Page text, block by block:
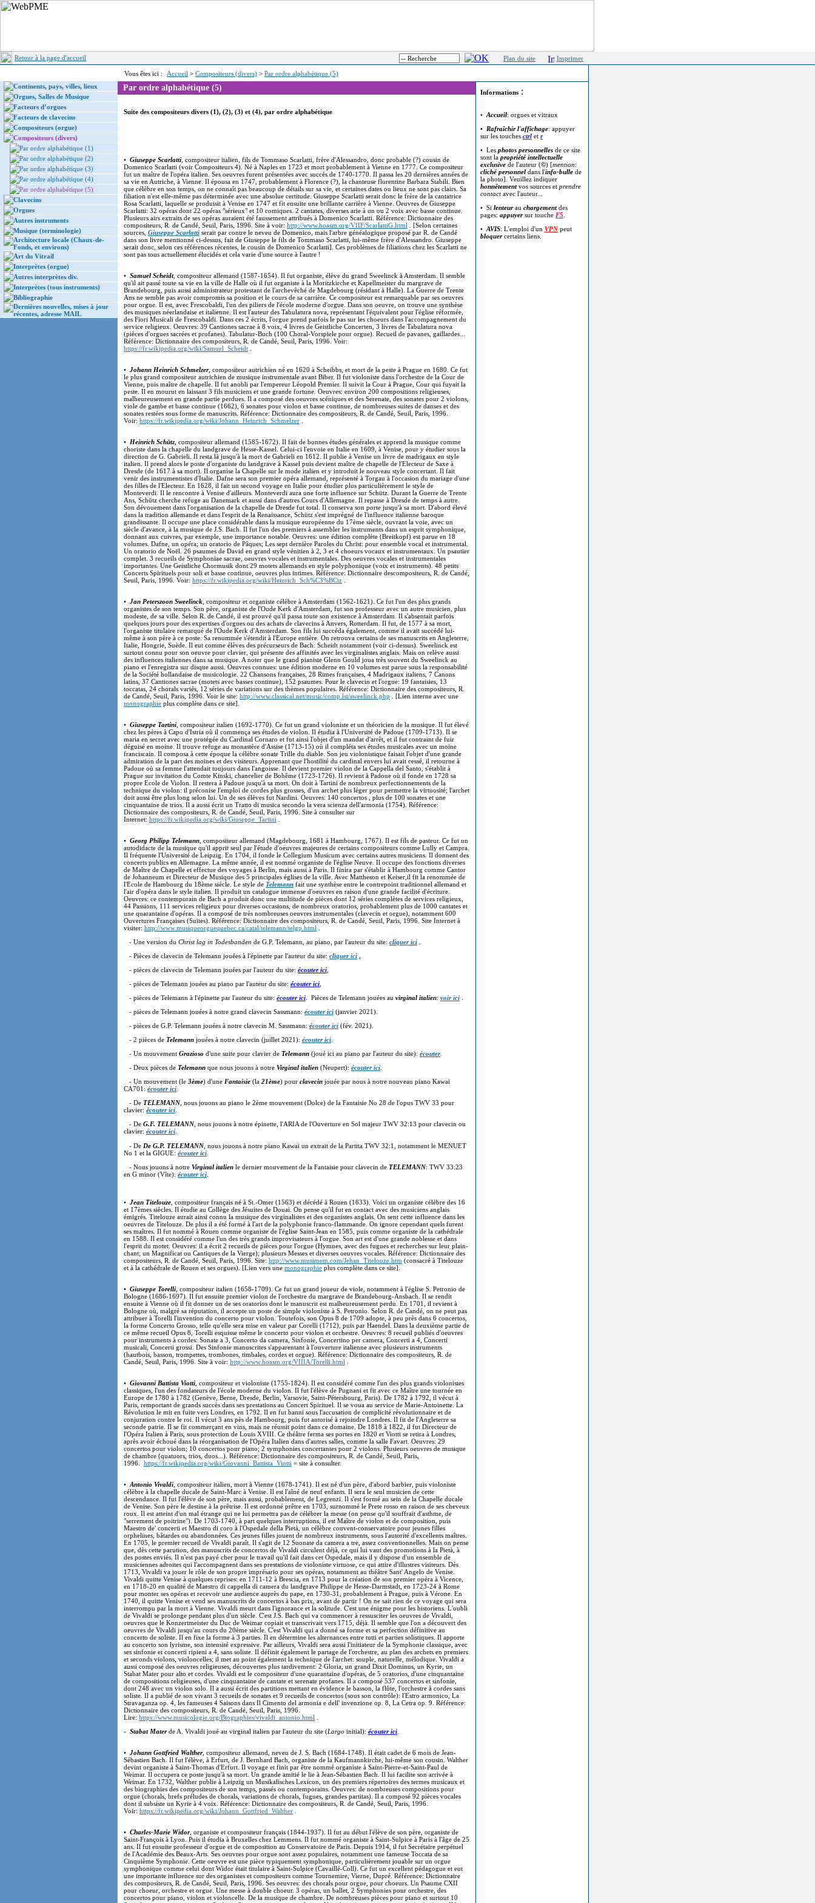
Retour à la page d'accueil Plan du site Imprimer
Vous êtes ici : Accueil > Compositeurs (divers) > Par ordre alphabétique (5)
Continents, pays, villes, lieux
Orgues, Salles de Musique
Facteurs d’orgues
Facteurs de clavecins
Compositeurs (orgue)
Compositeurs (divers)
Par ordre alphabétique (1)
Par ordre alphabétique (2)
Par ordre alphabétique (3)
Par ordre alphabétique (4)
Par ordre alphabétique (5)
Clavecins
Orgues
Autres instruments
Musique (terminologie)
Architecture locale (Chaux-de-
Fonds, et environs)
Art du Vitrail
Interprètes (orgue)
Autres interprètes div.
Interprètes (tous instruments)
Bibliographie
Dernières nouvelles, mises à jour
récentes, adresse MAIL
Par ordre alphabétique (5)
Suite des compositeurs divers (1), (2), (3) et (4), par ordre alphabétique
• Giuseppe Scarlatti , compositeur italien, fils de Tommaso Scarlatti, frère d'Alessandro, donc probable (?) cousin de
Domenico Scarlatti (voir Compositeurs 4). Né à Naples en 1723 et mort probablement à Vienne en 1777. Ce compositeur
fut un maître de l'opéra italien. Ses oeuvres furent présentées avec succès de 1740-1770. Il passa les 20 dernières années de
sa vie en Autriche, à Vienne. Il épousa en 1747, probablement à Florence (?), la chanteuse florentine Barbara Stabili. Bien
que célèbre en son temps, on ne connaît pas beaucoup de détails sur sa vie, et certaines dates ou lieux ne sont pas clairs. Sa
filiation n'est elle-même pas déterminée avec une absolue certitude. Giuseppe Scarlatti serait donc le frère de la cantatrice
Rosa Scarlatti, laquelle se produisit à Venise en 1747 et fit ensuite une brillante carrière à Vienne. Oeuvres de Giuseppe
Scarlatti: 32 opéras dont 22 opéras "sérieux" et 10 comiques. 2 cantates, diverses arie à un ou 2 voix avec basse continue.
Plusieurs airs extraits de ses opéras auraient été faussement attribués à Domenico Scarlatti. Référence: Dictionnaire des
compositeurs, R. de Candé, Seuil, Paris, 1996. Site à voir: http://www.hoasm.org/VIIF/ScarlattiG.html . [Selon certaines
sources, Giuseppe Scarlatti serait par contre le neveu de Domenico, mais l'arbre généalogique proposé par R. de Candé
dans son livre mentionné ci-dessus, fait de Giuseppe le fils de Tommaso Scarlatti, lui-même frère d'Alessandro. Giuseppe
serait donc, selon ces références récentes, le cousin de Domenico Scarlatti]. Ces problèmes de filiations chez les Scarlatti ne
sont pas tous actuellement élucidés et cela varie d'une source à l'autre !
• Samuel Scheidt, compositeur allemand (1587-1654). Il fut organiste, élève du grand Sweelinck à Amsterdam. Il semble
qu'il ait passé toute sa vie en la ville de Halle où il fut organiste à la Moritzkirche et Kapellmeister du margrave de
Brandebourg, puis aussi administrateur protestant de l'archevêché de Magdebourg (résidant à Halle). La Guerre de Trente
Ans ne semble pas avoir compromis sa position et le cours de sa carrière. Ce compositeur est remarquable par ses oeuvres
pour orgue. Il est, avec Frescobaldi, l'un des piliers de l'école moderne d'orgue. Dans son oeuvre, on trouve une synthèse
des musiques néerlandaise et italienne. Il est l'auteur des Tabulatura nova, représentant l'équivalent pour l'église réformée,
des Fiori Musicali de Frescobaldi. Dans ces 2 écrits, l'orgue prend parfois le pas sur les choeurs dans l'accompagnement du
service religieux. Oeuvres: 39 Cantiones sacrae à 8 voix, 4 livres de Geistliche Concerten, 3 livres de Tabulatura nova
(pièces d'orgues sacrées et profanes). Tabulatur-Buch (100 Choral-Vorspiele pour orgue). Recueil de pavanes, gaillardes...
Référence: Dictionnaire des compositeurs, R. de Candé, Seuil, Paris, 1996. Voir:
https://fr.wikipedia.org/wiki/Samuel_Scheidt
• Johann Heinrich Schmelzer, compositeur autrichien né en 1620 à Scheibbs, et mort de la peste à Prague en 1680. Ce fut
le plus grand compositeur autrichien de musique instrumentale avant Biber. Il fut violoniste dans l'orchestre de la Cour de
Vienne, puis maître de chapelle. Il fut anobli par l'empereur Léopold Premier. Il suivit la Cour à Prague, Cour qui fuyait la
peste. Il en mourut en laissant 3 fils musiciens et une grande fortune. Oeuvres: environ 200 compositions religieuses,
malheureusement en grande partie perdues. Il a composé des oeuvres scéniques et des Serenate, des sonates pour 2 violons,
viole de gambe et basse continue (1662), 6 sonates pour violon et basse continue, de nombreuses suites de danses et des
sonates restées sous forme de manuscrits. Référence: Dictionnaire des compositeurs, R. de Candé, Seuil, Paris, 1996.
Voir: https://fr.wikipedia.org/wiki/Johann_Heinrich_Schmelzer
• Heinrich Schütz , compositeur allemand (1585-1672). Il fait de bonnes études générales et apprend la musique comme
choriste dans la chapelle du landgrave de Hesse-Kassel. Celui-ci l'envoie en Italie en 1609, à Venise, pour y étudier sous la
direction de G. Gabrieli. Il resta là jusqu'à la mort de Gabrieli en 1612. Il publie à Venise un livre de madrigaux en style
italien. Il prend alors le poste d'organiste du landgrave à Kassel puis devient maître de chapelle de l'Electeur de Saxe à
Dresde (de 1617 à sa mort). Il organise la Chapelle sur le mode italien et y introduit le nouveau style concertant. Il fait
venir des instrumentistes d'Italie. Dafne sera son premier opéra allemand, représenté à Torgau à l'occasion du mariage d'une
des filles de l'Electeur. En 1628, il fait un second voyage en Italie pour étudier plus particulièrement le style de
Monteverdi. Il le rencontre à Venise d'ailleurs. Monteverdi aura une forte influence sur Schütz. Durant la Guerre de Trente
Ans, Schütz cherche refuge au Danemark et aussi dans d'autres Cours d'Allemagne. Il repasse à Dresde de temps à autre.
Son dévouement dans l'organisation de la chapelle de Dresde fut total. Il conserva son porte jusqu'à sa mort. D'abord élevé
dans la tradition allemande et dans l'esprit de la Renaissance, Schütz s'est imprégné de l'influence italienne baroque
grandissante. Il occupe une place considérable dans la musique européenne du 17ème siècle, ouvrant la voie, avec un
siècle d'avance, à la musique de J.S. Bach. Il fut l'un des premiers à assembler les instruments dans un esprit symphonique,
donnant aux cuivres, par exemple, une importance notable. Oeuvres: une édition complète (Breitkopf) est parue en 18
volumes. Dafne, un opéra; un oratorio de Pâques; Les sept dernière Paroles du Christ: pour ensemble vocal et instrumental.
Un oratorio de Noël. 26 psaumes de David en grand style vénitien à 2, 3 et 4 choeurs vocaux et instrumentaux. Un psautier
complet. 3 recueils de Symphoniae sacrae, oeuvres vocales et instrumentales. Des oeuvres vocales et instrumentales
importantes. Une Geistliche Chormusik dont 29 motets allemands en style polyphonique (voix et instruments). 48 petits
Concerts Spirituels pour soli et basse continue, oeuvres plus intimes. Référence: Dictionnaire descompositeurs, R. de Candé,
Seuil, Paris, 1996. Voir: https://fr.wikipedia.org/wiki/Heinrich_Sch%C3%BCtz
• Jan Peterszoon Sweelinck , compositeur et organiste célèbre à Amsterdam (1562-1621). Ce fut l'un des plus grands
organistes de son temps. Son père, organiste de l'Oude Kerk d'Amsterdam, fut son professeur avec un autre musicien, plus
modeste, de sa ville. Selon R. de Candé, il est prouvé qu'il passa toute son existence à Amsterdam. Il s'absentait parfois
quelques jours pour des expertises d'orgues ou des achats de clavecins à Anvers, Rotterdam. Il fut, de 1577 à sa mort,
l'organiste titulaire remarqué de l'Oude Kerk d'Amsterdam. Son fils lui succéda également, comme il avait succédé lui-
même à son père à ce poste. Sa renommée s'étendit à l'Europe entière. On retrouva certains de ses manuscrits en Angleterre,
Italie, Hongrie, Suède. Il eut comme élèves des précurseurs de Bach: Scheidt notamment (voir ci-dessus). Sweelinck est
surtout connu pour son oeuvre pour clavier, qui présente des affinités avec les virginalistes anglais. Mais on relève aussi
des influences italiennes dans sa musique. A noter que le grand pianiste Glenn Gould joua très souvent du Sweelinck au
piano et l'enregistra sur disque aussi. Oeuvres connues: une édition moderne en 10 volumes est parue sous la responsabilité
de la Société hollandaise de musicologie. 22 Chansons françaises, 28 Rimes françaises, 4 Madrigaux italiens, 7 Canons
latins, 37 Cantiones sacrae (motets avec basses continue), 152 psaumes. Pour le clavecin et l'orgue: 19 fantaisies, 13
toccatas, 24 chorals variés, 12 séries de variations sur des thèmes populaires. Référence: Dictionnaire des compositeurs, R.
de Candé, Seuil, Paris, 1996. Voir le site: http://www.classical.net/music/comp.lst/sweelinck.php . [Lien interne avec une
monographie plus complète dans ce site].
• Giuseppe Tartini , compositeur italien (1692-1770). Ce fut un grand violoniste et un théoricien de la musique. Il fut élevé
chez les pères à Capo d'Istria où il commença ses études de violon. Il étudia à l'Université de Padoue (1709-1713). Il se
maria en secret avec une protégée du Cardinal Cornaro et fut ainsi l'objet d'un mandat d'arrêt, et il fut contraint de fuir
déguisé en moine. Il trouve refuge au monastère d'Assise (1713-15) où il compléta ses études musicales avec un moine
franciscain. Il composa à cette époque la célèbre sonate Trille du diable. Son jeu violonistique faisait l'objet d'une grande
admiration de la part des moines et des visiteurs. Apprenant que l'hostilité du cardinal envers lui avait cessé, il retourne à
Padoue où sa femme l'attendait toujours dans l'angoisse. Il devient premier violon de la Cappella del Santo, s'établit à
Prague sur invitation du Comte Kinski, chancelier de Bohême (1723-1726). Il revient à Padoue où il fonde en 1728 sa
propre Ecole de Violon. Il restera à Padoue jusqu'à sa mort. On doit à Tartini de nombreux perfectionnements de la
technique du violon: il préconise l'emploi de cordes plus grosses, d'un archet plus léger pour permettre la virtuosité; l'archet
doit aussi être plus long selon lui. Un de ses élèves fut Nardini. Oeuvres: 140 concertos , plus de 100 sonates et une
cinquantaine de trios. Il a aussi écrit un Tratto di musica secondo la vera scienza dell'armonia (1754). Référence:
Dictionnaire des compositeurs, R. de Candé, Seuil, Paris, 1996. Site à consulter sur
Internet: https://fr.wikipedia.org/wiki/Giuseppe_Tartini
• Georg Philipp Telemann , compositeur allemand (Magdebourg, 1681 à Hambourg, 1767). Il est fils de pasteur. Ce fut un
autodidacte de la musique qu'il apprit seul par l'étude d'oeuvres majeures de certains compositeurs comme Lully et Campra.
Il fréquente l'Université de Leipzig. En 1704, il fonde le Collegium Musicum avec certains autres musiciens. Il donnent des
concerts publics en Allemagne. La même année, il est nommé organiste de l'église Neuve. Il occupe des fonctions diverses
de Maître de Chapelle et effectue des voyages à Berlin, mais aussi à Paris. Il finira par s'établir à Hambourg comme Cantor
de Johanneum et Directeur de Musique des 5 principales églises de la ville. Avec Mattheson et Keiser,il fit la renommée de
l'Ecole de Hambourg du 18ème siècle. Le style de Telemann fait une synthèse entre le contrepoint traditionnel allemand et
l'air d'opéra dans le style italien. Il produit un catalogue immense d'oeuvres en raison d'une grande facilité d'écriture.
Oeuvres: ce contemporain de Bach a produit donc une multitude de pièces dont 12 séries complètes de services religieux,
44 Passions, 111 services religieux pour diverses occasions, de nombreux oratorios, probablement plus de 1000 cantates et
une quarantaine d'opéras. Il a composé de très nombreuses oeuvres instrumentales (clavecin et orgue), notamment 600
Ouvertures Françaises (Suites). Référence: Dictionnaire des compositeurs, R. de Candé, Seuil, Paris, 1996. Site Internet à
visiter: http://www.musiqueorguequebec.ca/catal/telemann/telgp.html
- Une version du Christ lag in Todesbanden de G.P. Telemann, au piano, par l'auteur du site: cliquer ici
- Pièces de clavecin de Telemann jouées à l'épinette par l'auteur du site: cliquer ici
- pièces de clavecin de Telemann jouées par l'auteur du site: écouter ici
- pièces de Telemann jouées au piano par l'auteur du site: écouter ici
- pièces de Telemann à l'épinette par l'auteur du site: écouter ici . Pièces de Telemann jouées au virginal italien: voir ici
- pièces de Telemann jouées à notre grand clavecin Sassmann: écouter ici (janvier 2021).
- pièces de G.P. Telemann jouées à notre clavecin M. Sassmann: écouter ici (fév. 2021).
- 2 pièces de Telemann jouées à notre clavecin (juillet 2021): écouter ici
- Un mouvement Grazioso d'une suite pour clavier de Telemann (joué ici au piano par l'auteur du site): écouter.
- Deux pièces de Telemann que nous jouons à notre Virginal italien (Neupert): écouter ici
- Un mouvement (le 3ème) d'une Fantaisie (la 21ème) pour clavecin jouée par nous à notre nouveau piano Kawai
CA701: écouter ici
- De TELEMANN, nous jouons au piano le 2ème mouvement (Dolce) de la Fantaisie No 28 de l'opus TWV 33 pour
clavier: écouter ici
- De G.F. TELEMANN, nous jouons à notre épinette, l'ARIA de l'Ouverture en Sol majeur TWV 32:13 pour clavecin ou
clavier: écouter ici
- De De G.P. TELEMANN, nous jouons à notre piano Kawai un extrait de la Partita TWV 32:1, notamment le MENUET
No 1 et la GIGUE: écouter ici
- Nous jouons à notre Virginal italien le dernier mouvement de la Fantaisie pour clavecin de TELEMANN: TWV 33:23
en G minor (Vîte): écouter ici
• Jean Titelouze , compositeur français né à St.-Omer (1563) et décédé à Rouen (1633). Voici un organiste célèbre des 16
et 17èmes siècles. Il étudie au Collège des Jésuites de Douai. On pense qu'il fut en contact avec des musiciens anglais
émigrés. Titelouze aurait ainsi connu la musique des virginalistes et des organistes anglais. On sent cette influence dans les
oeuvres de Titelouze. De plus il a été formé à l'art de la polyphonie franco-flammande. On ignore cependant quels furent
ses maîtres. Il fut nommé à Rouen comme organiste de l'église Saint-Jean en 1585, puis comme organiste de la cathédrale
en 1588. Il est considéré comme l'un des très grands improvisateurs à l'orgue. Son art est d'une grande noblesse et dans
l'esprit du motet. Oeuvres: il a écrit 2 recueils de pièces pour l'orgue (Hymnes, avec des fugues et recherches sur leur plain-
chant; un Magnificat ou Cantiques de la Vierge); plusieurs Messes et diverses oeuvres vocales. Référence: Dictionnaire des
compositeurs, R. de Candé, Seuil, Paris, 1996. Site: http://www.musimem.com/Jehan_Titelouze.htm (consacré à Titelouze
et à la cathédrale de Rouen et ses orgues). [Lien vers une monographie plus complète dans ce site].
• Giuseppe Torelli , compositeur italien (1658-1709). Ce fut un grand joueur de viole, notamment à l'église S. Petronio de
Bologne (1686-1697). Il fut ensuite premier violon de l'orchestre du margrave de Brandebourg-Ansbach. Il se rendit
ensuite à Vienne où il fit donner un de ses oratorios dont le manuscrit est malheureusement perdu. En 1701, il revient à
Bologne où, malgré sa réputation, il accepte un poste de simple violoniste à S. Petronio. Selon R. de Candé, on ne peut pas
attribuer à Torelli l'invention du concerto pour violon. Toutefois, son Opus 8 de 1709 adopte, à peu près dans 6 concertos,
la forme Concerto Grosso, telle qu'elle sera mise en valeur par Corelli (1712), puis par Haendel. Dans la deuxième partie de
ce même recueil Opus 8, Torelli esquisse même le concerto pour violon et orchestre. Oeuvres: 8 recueil publiés d'oeuvres
pour instruments à cordes: Sonate a 3, Concerto da camera, Sinfonie, Concertino per camera, Concerti a 4, Concerti
musicali, Concerti grossi. Des Sinfonie manuscrites s'apparentant à l'ouverture italienne avec plusieurs instruments
(hautbois, basson, trompettes, trombones, timbales, cordes et orgue). Référence: Dictionnaire des compositeurs, R. de
Candé, Seuil, Paris, 1996. Site à voir: http://www.hoasm.org/VIIIA/Torelli.html
• Giovanni Battista Viotti , compositeur et violoniste (1755-1824). Il est considéré comme l'un des plus grands violonistes
classiques, l'un des fondateurs de l'école moderne du violon. Il fut l'élève de Pugnani et fit avec ce Maître une tournée en
Europe de 1780 à 1782 (Genève, Berne, Dresde, Berlin, Varsovie, Saint-Pétersbourg, Paris). De 1782 à 1792, il vécut à
Paris, remportant de grands succès dans ses prestations au Concert Spirituel. Il se voua au service de Marie-Antoinette. La
Révolution le mit en fuite vers Londres, en 1792. Il en fut banni sous l'accusation de complicité révolutionnaire et de
conjuration contre le roi. Il vécut 3 ans pès de Hambourg, puis fut autorisé à rejoindre Londres. Il fit de l'Angleterre sa
seconde patrie. Il se fit commerçant en vins, mais ne réussit point dans ce domaine. De 1818 à 1822, il fut Directeur de
l'Opéra Italien à Paris, sous protection de Louis XVIII. Ce théâtre ferma ses portes en 1820 et Viotti se retira à Londres,
après avoir échoué dans la réorganisation de l'Opéra Italien dans d'autres salles, comme la salle Favart. Oeuvres: 29
concertos pour violon; 10 concertos pour piano; 2 symphonies concertantes pour 2 violons. Plusieurs oeuvres de musique
de chambre (quatuors, trios, duos...). Référence: Dictionnaire des compositeurs, R. de Candé, Seuil, Paris,
1996. https://fr.wikipedia.org/wiki/Giovanni_Battista_Viotti = site à consulter.
• Antonio Vivaldi , compositeur italien, mort à Vienne (1678-1741). Il est né d'un père, d'abord barbier, puis violoniste
célèbre à la chapelle ducale de Saint-Marc à Venise. Il est l'aîné de neuf enfants. Il sera le seul musicien de cette
descendance. Il fut l'élève de son père, mais aussi, probablement, de Legrenzi. Il s'est formé au sein de la Chapelle ducale
de Venise. Son père le destine à la prêtrise. Il est ordonné prêtre en 1703, surnommé le Prete rosso en raison de ses cheveux
roux. Il est atteint d'un mal étrange qui ne lui permettra pas de célébrer la messe (on pense qu'il souffrait d'asthme, de
"serrement de poitrine"). De 1703-1740, à part quelques interruptions, il est Maître de violon et de composition, puis
Maestro de' concerti et Maestro di coro à l'Ospedale della Pietà, un célèbre couvent-conservatoire pour jeunes filles
orphelines, bâtardes ou abandonnées. Ces jeunes filles jouent de nombreux instruments, sous l'autorité d'excellents maîtres.
En 1705, le premier recueil de Vivaldi paraît. Il s'agit de 12 Suonate da camera a tre, assez conventionnelles. Mais on pense
que, dès cette parution, des manuscrits de concertos de Vivaldi circulent déjà, ce qui lui vaut des promotions à la Pietà, à
des postes enviés. Il n'est pas payé cher pour le travail qu'il fait dans cet Ospedale, mais il y dispose d'un ensemble de
musiciennes adroites qui l'accompagnent dans ses prestations de violoniste virtuose, ce qui attire d'illustres visiteurs. Dès
1713, Vivaldi va jouer le rôle de son propre imprésario pour ses opéras, notamment au théâtre Sant' Angelo de Venise.
Vivaldi quitte Venise à quelques reprises: en 1711-12 à Brescia, en 1713 pour la création de son premier opéra à Vicence,
en 1718-20 en qualité de Maestro di cappella di camera du landgrave Philippe de Hesse-Darmstadt, en 1723-24 à Rome
pour monter ses opéras et recevoir une audience auprès du pape, en 1730-31, probablement à Prague, puis à Vérone. En
1740, il quitte Venise et vend ses manuscrits de concertos à bas prix, avant de partir ! On ne sait rien de ce voyage qui sera
interrompu par la mort à Vienne. Vivaldi meurt dans l'ignorance et la solitude. C'est une énigme pour les historiens. L'oubli
de Vivaldi se prolonge pendant plus d'un siècle. C'est J.S. Bach qui va commencer à ressusciter les oeuvres de Vivaldi,
oeuvres que le Konzertmeister du Duc de Weimar copiait et transcrivait vers 1715, déjà. Il semble que l'on a découvert des
oeuvres de Vivaldi jusqu'au cours du 20ème siècle. C'est Vivaldi qui a donné sa forme et sa perfection définitive au
concerto de soliste. Il en fixe la forme à 3 parties. Il en détermine les alternances entre tutti et parties solistiques. Il apporte
au concerto son lyrisme, son intensité expressive. Par ailleurs, Vivaldi sera aussi l'initiateur de la Symphonie classique, avec
ses sinfonie et concerti ripieni a 4, sans soliste. Il définit également le partage de l'orchestre, au plan des archets en premiers
et seconds violons, violoncelles; il met au point également la technique de l'archet: souple, naturelle, mélodique. Vivaldi a
aussi composé des oeuvres religieuses, découvertes plus tardivement: 2 Gloria, un grand Dixit Dominus, un Kyrie, un
Stabat Mater pour alto et cordes. Vivaldi est le compositeur d'une quarantaine d'opéras, de 5 oratorios, d'une cinquantaine
de compositions religieuses, d'une cinquantaine de cantate et serenate profanes. Il a composé 537 concertos et sinfonie,
dont 248 avec un violon solo. Il a aussi écrit des partitions mettant en évidence le basson, la flûte, l'orchestre à cordes sans
soliste. Il a publié de son vivant 3 recueils de sonates et 9 recueils de concertos (sous son contrôle): l'Estro armonico, La
Stravaganza op. 4, les fameuses 4 Saisons dans Il Cimento del armonia e dell' invenzione op. 8, La Cetra op. 9. Référence:
Dictionnaire des compositeurs, R. de Candé, Seuil, Paris, 1996.
Lire: https://www.musicologie.org/Biographies/vivaldi_antonio.html
- Stabat Materde A. Vivaldi joué au virginal italien par l'auteur du site (Largo initial): écouter ici
• Johann Gottfried Walther, compositeur allemand, neveu de J. S. Bach (1684-1748). Il était cadet de 6 mois de Jean-
Sébastien Bach. Il fut l'élève, à Erfurt, de J. Bernhard Bach, organiste de la Kaufmannkirche, lui-même son cousin. Walther
devint organiste à Saint-Thomas d'Erfurt. Il voyage et finit par être nommé organiste à Saint-Pierre-et-Saint-Paul de
Weimar. Il occupera ce poste jusqu'à sa mort. Un grande amitié le lie à Jean-Sébastien Bach. Il lui facilite son arrivée à
Weimar. En 1732, Walther publie à Leipzig un Musikalisches Lexicon, un des premiers répertoires des termes musicaux et
des biographies des compositeurs de son temps, passés ou contemporains. Oeuvres: de nombreuses compositions pour
orgue (chorals, brefs préludes de chorals, variations de chorals, fugues, grandes partitas). Il a composé 92 pièces vocales
dont il subsiste un Kyrie à 4 voix. Référence: Dictionnaire des compositeurs, R. de Candé, Seuil, Paris, 1996.
Voir: https://fr.wikipedia.org/wiki/Johann_Gottfried_Walther
• Charles-Marie Widor, organiste et compositeur français (1844-1937). Il fut au début l'élève de son père, organiste de
Saint-François à Lyon. Puis il étudia à Bruxelles chez Lemmens. Il fut nommé organiste à Saint-Sulpice à Paris à l'âge de 25
ans. Il fut ensuite professeur d'orgue et de composition au Conservatoire de Paris. Depuis 1914, il fut Secrétaire perpétuel
de l'Académie des Beaux-Arts. Ses oeuvres pour orgue sont assez populaires, notamment une fameuse Toccata de sa
Cinquième Symphonie. Cette oeuvre est une pièce typiquement symphonique, particulièrement jouable sur un orgue
symphonique comme celui dont Widor était titulaire à Saint-Sulpice (Cavaillé-Coll). Ce fut un excellent pédagogue et eut
une importante influence sur des organistes et compositeurs comme Tournemire, Vierne, Dupré. Référence: Dictionnaire
des compositeurs, R. de Candé, Seuil, Paris, 1996. Ses oeuvres: des chorals pour orgue, pour choeurs. Un Psaume CXII
pour choeur, orchestre et orgue. Une messe à double choeur. 3 opéras, un ballet, 2 Symphonies pour orchestre, des
concertos pour piano, violon et violoncelle. De la musique de chambre. De nombreuses pièces pour piano et surtout 10
Informations :
• Accueil: orgues et vitraux
• Rafraîchir l'affichage: appuyer
sur les touches ctrl et r
• Les photos personnelles de ce site
sont la propriété intellectuelle
exclusive de l'auteur (©) [mention:
cliché personnel dans l'info-bulle de
la photo]. Veuillez indiquer
honnêtementvos sources et prendre
contactavec l'auteur...
• Si lenteurau chargementdes
pages: appuyersur touche F5
• AVIS: L'emploi d'un VPNpeut
bloquercertains liens.